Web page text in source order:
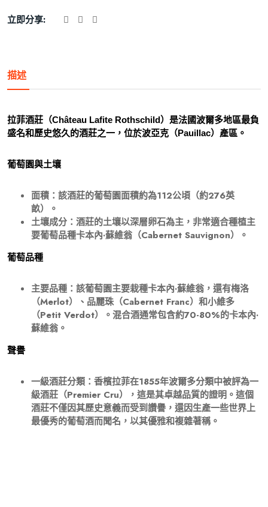
立即分享:
描述
拉菲酒莊（Château Lafite Rothschild）是法國波爾多地區最負
盛名和歷史悠久的酒莊之一，位於波亞克（Pauillac）產區。
葡萄園與土壤
面積：該酒莊的葡萄園面積約為112公頃（約276英
畝）。
土壤成分：酒莊的土壤以深層卵石為主，非常適合種植主
要葡萄品種卡本內·蘇維翁（Cabernet Sauvignon）。
葡萄品種
主要品種：該葡萄園主要栽種卡本內·蘇維翁，還有梅洛
（Merlot）、品麗珠（Cabernet Franc）和小維多
（Petit Verdot）。混合酒通常包含約70-80%的卡本內·
蘇維翁。
聲譽
一級酒莊分類：香檳拉菲在1855年波爾多分類中被評為一
級酒莊（Premier Cru），這是其卓越品質的證明。這個
酒莊不僅因其歷史意義而受到讚譽，還因生產一些世界上
最優秀的葡萄酒而聞名，以其優雅和複雜著稱。